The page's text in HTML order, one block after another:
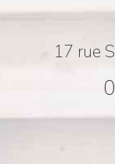
17 rue